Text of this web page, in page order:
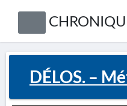
DÉLOS. –